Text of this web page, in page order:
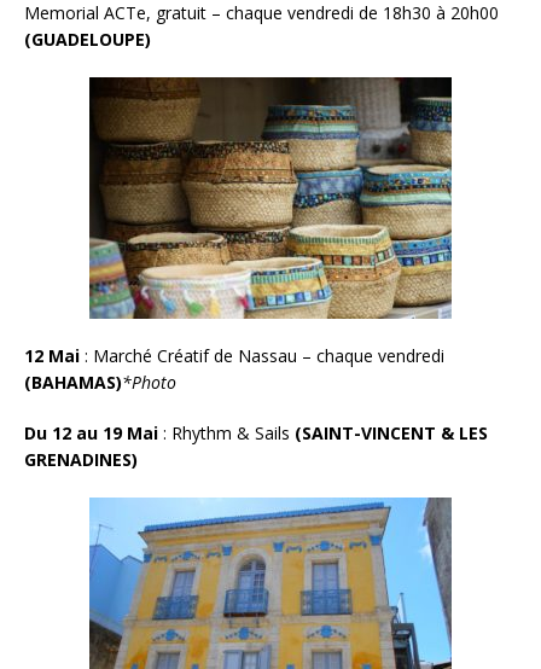
Memorial ACTe, gratuit – chaque vendredi de 18h30 à 20h00
(GUADELOUPE)
12 Mai : Marché Créatif de Nassau – chaque vendredi
(BAHAMAS)*Photo
Du 12 au 19 Mai : Rhythm & Sails (SAINT-VINCENT & LES
GRENADINES)